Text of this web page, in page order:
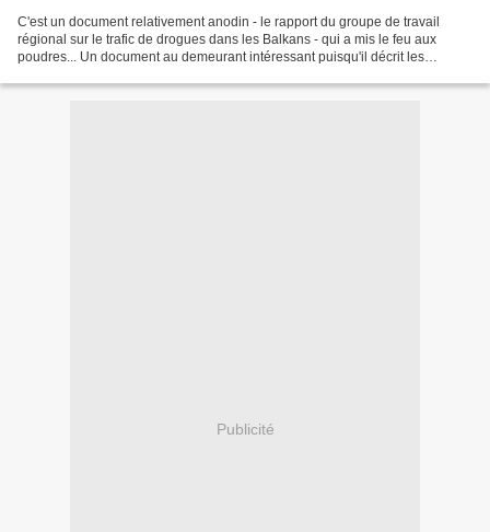
C'est un document relativement anodin - le rapport du groupe de travail
régional sur le trafic de drogues dans les Balkans - qui a mis le feu aux
poudres... Un document au demeurant intéressant puisqu'il décrit les
Publicité